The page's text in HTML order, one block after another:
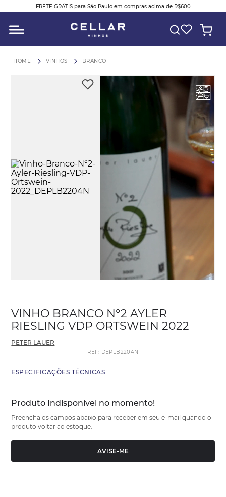
FRETE GRÁTIS para São Paulo em compras acima de R$600
VINHOS BRANCO
Play
Video
VINHO BRANCO N°2 AYLER
RIESLING VDP ORTSWEIN 2022
PETER LAUER
REF: DEPLB2204N
ESPECIFICAÇÕES TÉCNICAS
Produto Indisponível no momento!
Preencha os campos abaixo para receber em seu e-mail quando o
produto voltar ao estoque.
AVISE-ME